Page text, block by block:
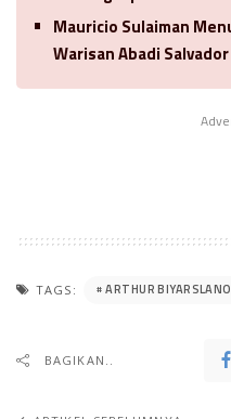
Mauricio Sulaiman
Warisan Abadi
TAGS: ARTHUR
BAGIKAN..